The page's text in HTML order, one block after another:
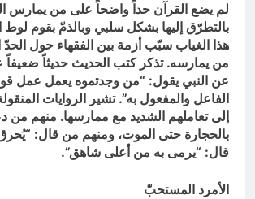
لم يضع القرآن حداً واضحاً على من يمارس
بالتطرّق إليها بشكل سلبي وبالذمّ بقوم لوط
هذا الغياب سبّب أزمة بين الفقهاء حول
من يمارسه. تذكر كتب الحديث حديثاً
عن النبي يقول: “من وجدتموه يعمل عمل
الفاعل والمفعول به”. تشير الروايات
إلى تعاملهم الشديد مع ممارسها. منهم من
بالحجارة حتى الموت، ومنهم من قال:
قال: “يرمى به من أعلى شاهق”.
الأمرد المستحبّ